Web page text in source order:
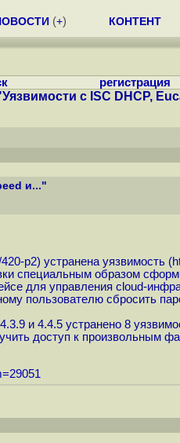
(+) КОНТЕНТ
регистрация
с ISC DHCP,
и..."
p2) устранена уязвимость (
специальным образом
для управления cloud-
пользователю сбросить
и 4.4.5 устранено 8
доступ к произвольным